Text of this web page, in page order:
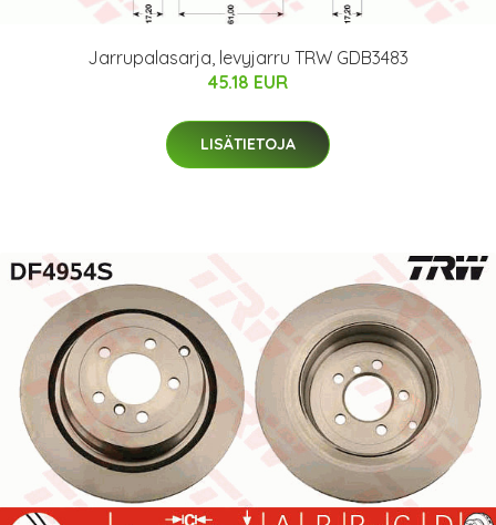
Jarrupalasarja, levyjarru TRW GDB3483
45.18 EUR
LISÄTIETOJA